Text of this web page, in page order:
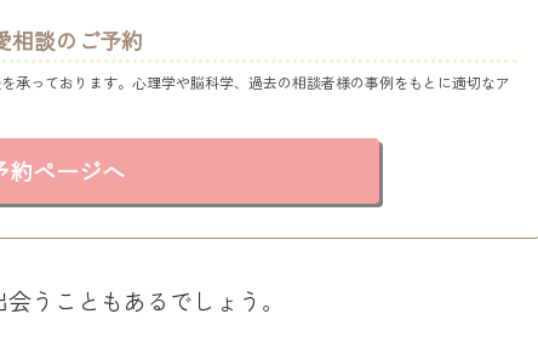
相談のご予約
承っております。心理学や脳科学、過去の相談者様の事例をもとに適切なア
約ページへ
うこともあるでしょう。